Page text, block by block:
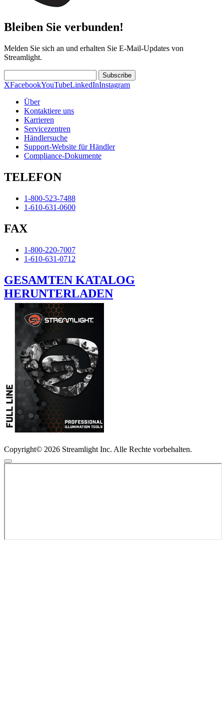
Bleiben Sie verbunden!
Melden Sie sich an und erhalten Sie E-Mail-Updates von
Streamlight.
Subscribe
XFacebookYouTubeLinkedInInstagram
Über
Kontaktiere uns
Karrieren
Servicezentren
Händlersuche
Support-Website für Händler
Compliance-Dokumente
TELEFON
1-800-523-7488
1-610-631-0600
FAX
1-800-220-7007
1-610-631-0712
GESAMTEN KATALOG
HERUNTERLADEN
Copyright© 2026 Streamlight Inc. Alle Rechte vorbehalten.